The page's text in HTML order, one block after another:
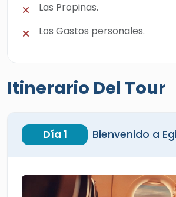
Las Propinas.
Los Gastos personales.
Itinerario Del Tour
Día 1 Bienvenido a